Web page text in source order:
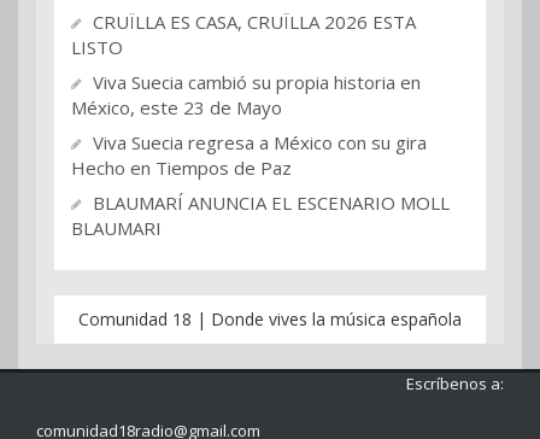
CRUÏLLA ES CASA, CRUÏLLA 2026 ESTA
LISTO
Viva Suecia cambió su propia historia en
México, este 23 de Mayo
Viva Suecia regresa a México con su gira
Hecho en Tiempos de Paz
BLAUMARÍ ANUNCIA EL ESCENARIO MOLL
BLAUMARI
Comunidad 18 | Donde vives la música española
Escríbenos a:
comunidad18radio@gmail.com